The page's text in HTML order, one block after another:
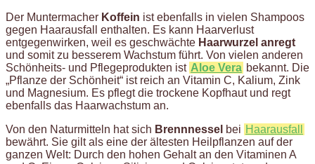
Der Muntermacher Koffein ist ebenfalls in vielen Shampoos
gegen Haarausfall enthalten. Es kann Haarverlust
entgegenwirken, weil es geschwächte Haarwurzel anregt
und somit zu besserem Wachstum führt. Von vielen anderen
Schönheits- und Pflegeprodukten ist Aloe Vera bekannt. Die
„Pflanze der Schönheit“ ist reich an Vitamin C, Kalium, Zink
und Magnesium. Es pflegt die trockene Kopfhaut und regt
ebenfalls das Haarwachstum an.
Von den Naturmitteln hat sich Brennnessel bei Haarausfall
bewährt. Sie gilt als eine der ältesten Heilpflanzen auf der
ganzen Welt: Durch den hohen Gehalt an den Vitaminen A